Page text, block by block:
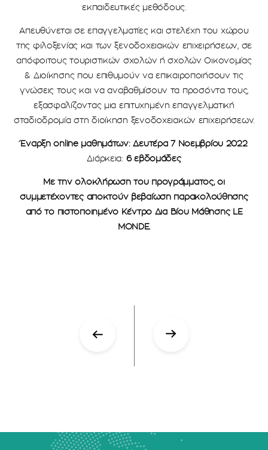
εκπαιδευτικές μεθόδους.
Απευθύνεται σε επαγγελματίες και στελέχη του χώρου
της φιλοξενίας και των ξενοδοχειακών επιχειρήσεων, σε
απόφοιτους τουριστικών σχολών ή σχολών Οικονομίας
& Διοίκησης που επιθυμούν να επικαιροποιήσουν τις
γνώσεις τους και να αναβαθμίσουν τα προσόντα τους,
εξασφαλίζοντας μια επιτυχημένη επαγγελματική
σταδιοδρομία στη διοίκηση ξενοδοχειακών επιχειρήσεων.
Έναρξη online μαθημάτων: Δευτέρα 7 Νοεμβρίου 2022
Διάρκεια: 6 εβδομάδες
Με την ολοκλήρωση του προγράμματος, οι
συμμετέχοντες αποκτούν βεβαίωση παρακολούθησης
από το πιστοποιημένο Κέντρο Δια Βίου Μάθησης LE
MONDE.